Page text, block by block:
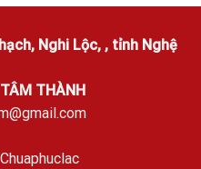
Nghi Lộc, , tỉnh Nghệ
THÀNH